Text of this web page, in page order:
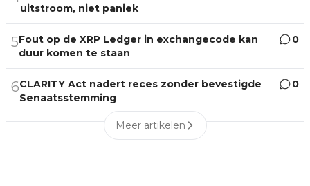
uitstroom, niet paniek
5Fout op de XRP Ledger in exchangecode kan
duur komen te staan
0
6CLARITY Act nadert reces zonder bevestigde
Senaatsstemming
0
Meer artikelen